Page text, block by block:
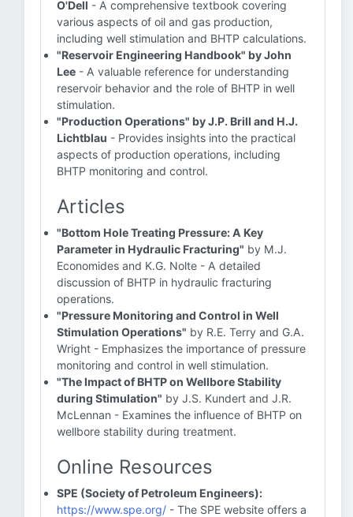
O'Dell - A comprehensive textbook covering
various aspects of oil and gas production,
including well stimulation and BHTP calculations.
"Reservoir Engineering Handbook" by John
Lee - A valuable reference for understanding
reservoir behavior and the role of BHTP in well
stimulation.
"Production Operations" by J.P. Brill and H.J.
Lichtblau - Provides insights into the practical
aspects of production operations, including
BHTP monitoring and control.
Articles
"Bottom Hole Treating Pressure: A Key
Parameter in Hydraulic Fracturing" by M.J.
Economides and K.G. Nolte - A detailed
discussion of BHTP in hydraulic fracturing
operations.
"Pressure Monitoring and Control in Well
Stimulation Operations" by R.E. Terry and G.A.
Wright - Emphasizes the importance of pressure
monitoring and control in well stimulation.
"The Impact of BHTP on Wellbore Stability
during Stimulation" by J.S. Kundert and J.R.
McLennan - Examines the influence of BHTP on
wellbore stability during treatment.
Online Resources
SPE (Society of Petroleum Engineers):
https://www.spe.org/ - The SPE website offers a